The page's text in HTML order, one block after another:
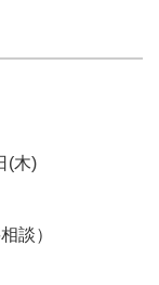
(木)
談）